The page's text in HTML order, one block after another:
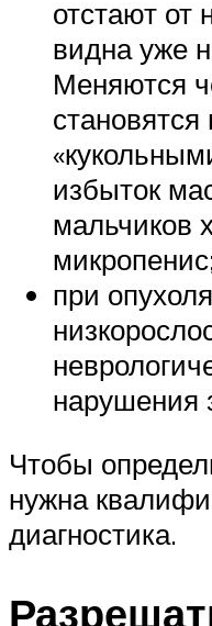
отстают от
видна уже
Меняются
избыток
мальчиков
при
нарушения
Чтобы
нужна
диагностика.